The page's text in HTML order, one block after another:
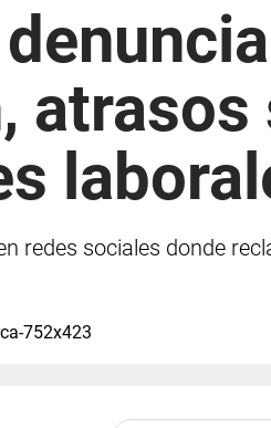
atrasos
redes sociales donde